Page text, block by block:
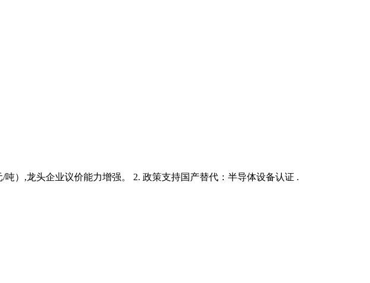
）,龙头企业议价能力增强。 2. 政策支持国产替代：半导体设备认证 .